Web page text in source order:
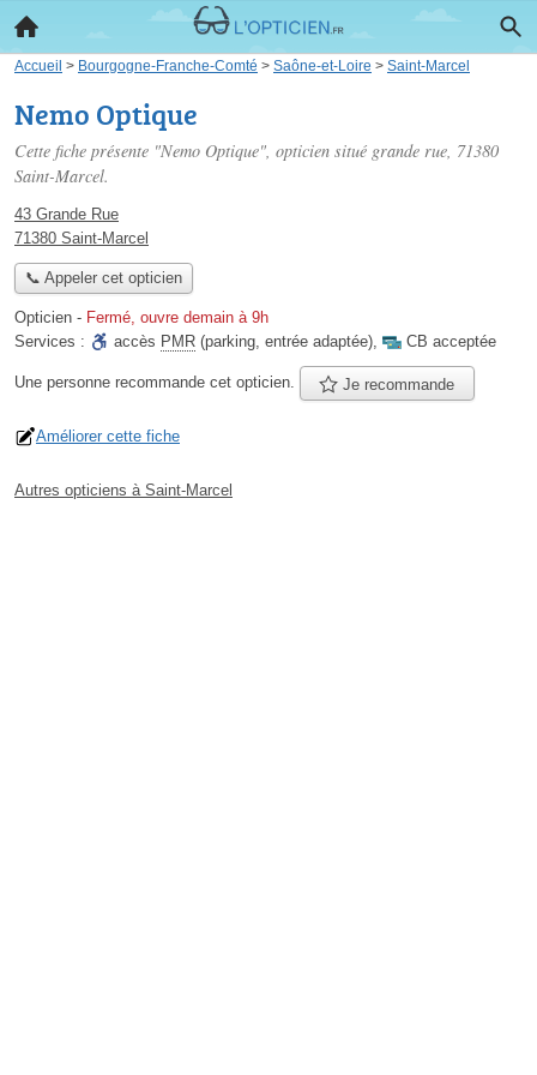
Accueil > Bourgogne-Franche-Comté > Saône-et-Loire > Saint-Marcel
Nemo Optique
Cette fiche présente "Nemo Optique", opticien situé grande rue, 71380
Saint-Marcel.
43 Grande Rue
71380 Saint-Marcel
📞 Appeler cet opticien
Opticien - Fermé, ouvre demain à 9h
Services :
accès PMR (parking, entrée adaptée), CB acceptée
Une personne recommande cet opticien. Je recommande
Améliorer cette fiche
Autres opticiens à Saint-Marcel